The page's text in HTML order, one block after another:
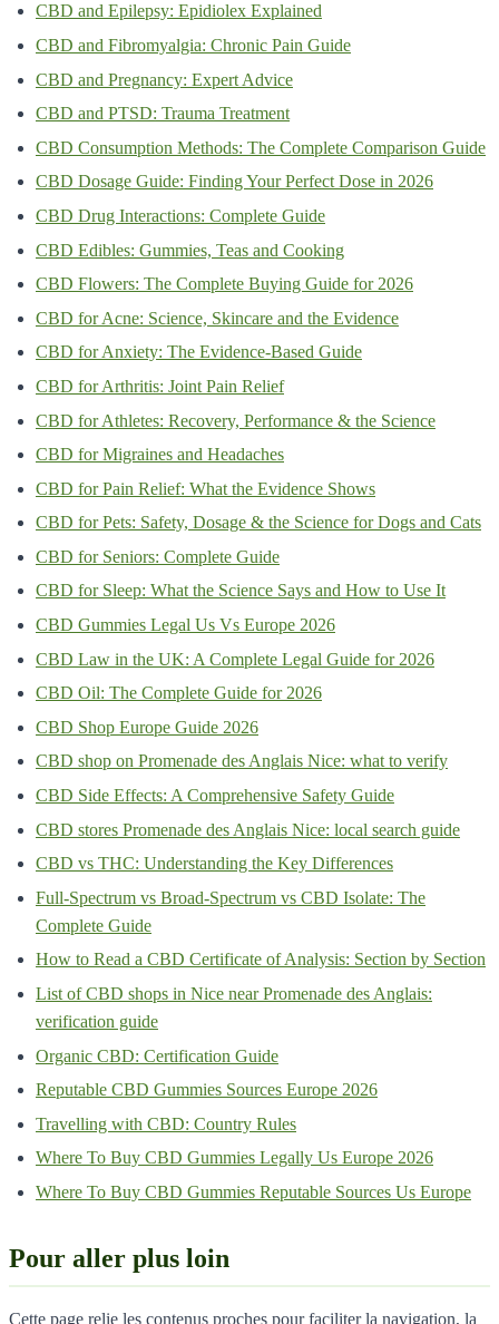
CBD and Epilepsy: Epidiolex Explained
CBD and Fibromyalgia: Chronic Pain Guide
CBD and Pregnancy: Expert Advice
CBD and PTSD: Trauma Treatment
CBD Consumption Methods: The Complete Comparison Guide
CBD Dosage Guide: Finding Your Perfect Dose in 2026
CBD Drug Interactions: Complete Guide
CBD Edibles: Gummies, Teas and Cooking
CBD Flowers: The Complete Buying Guide for 2026
CBD for Acne: Science, Skincare and the Evidence
CBD for Anxiety: The Evidence-Based Guide
CBD for Arthritis: Joint Pain Relief
CBD for Athletes: Recovery, Performance & the Science
CBD for Migraines and Headaches
CBD for Pain Relief: What the Evidence Shows
CBD for Pets: Safety, Dosage & the Science for Dogs and Cats
CBD for Seniors: Complete Guide
CBD for Sleep: What the Science Says and How to Use It
CBD Gummies Legal Us Vs Europe 2026
CBD Law in the UK: A Complete Legal Guide for 2026
CBD Oil: The Complete Guide for 2026
CBD Shop Europe Guide 2026
CBD shop on Promenade des Anglais Nice: what to verify
CBD Side Effects: A Comprehensive Safety Guide
CBD stores Promenade des Anglais Nice: local search guide
CBD vs THC: Understanding the Key Differences
Full-Spectrum vs Broad-Spectrum vs CBD Isolate: The
Complete Guide
How to Read a CBD Certificate of Analysis: Section by Section
List of CBD shops in Nice near Promenade des Anglais:
verification guide
Organic CBD: Certification Guide
Reputable CBD Gummies Sources Europe 2026
Travelling with CBD: Country Rules
Where To Buy CBD Gummies Legally Us Europe 2026
Where To Buy CBD Gummies Reputable Sources Us Europe
Pour aller plus loin
Cette page relie les contenus proches pour faciliter la navigation, la